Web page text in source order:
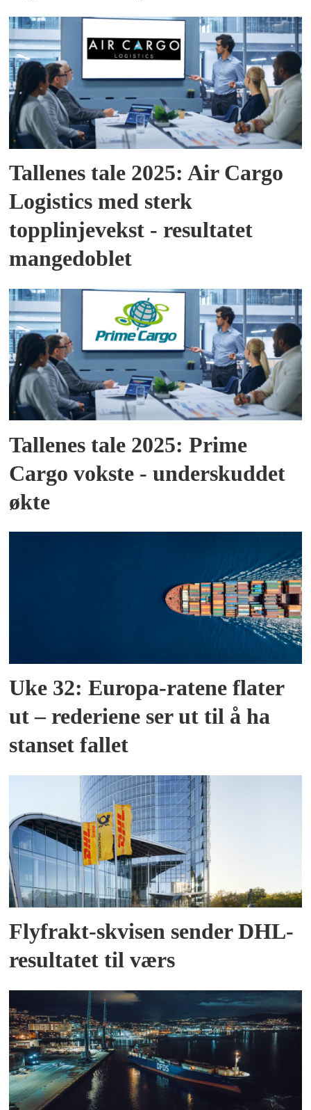
Tallenes tale 2025: Air Cargo
Logistics med sterk
topplinjevekst - resultatet
mangedoblet
Tallenes tale 2025: Prime
Cargo vokste - underskuddet
økte
Uke 32: Europa-ratene flater
ut – rederiene ser ut til å ha
stanset fallet
Flyfrakt-skvisen sender DHL-
resultatet til værs